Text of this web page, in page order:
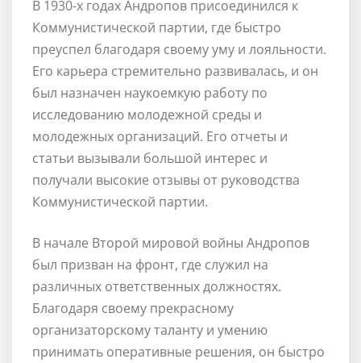
В 1930-х годах Андропов присоединился к
Коммунистической партии, где быстро
преуспел благодаря своему уму и лояльности.
Его карьера стремительно развивалась, и он
был назначен наукоемкую работу по
исследованию молодежной среды и
молодежных организаций. Его отчеты и
статьи вызывали большой интерес и
получали высокие отзывы от руководства
Коммунистической партии.
В начале Второй мировой войны Андропов
был призван на фронт, где служил на
различных ответственных должностях.
Благодаря своему прекрасному
организаторскому таланту и умению
принимать оперативные решения, он быстро